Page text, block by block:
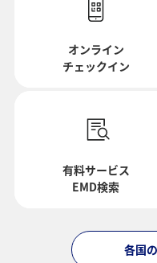
経由地および乗り継
復路出発日および時
オンライン
チェックイン
有料サービス
EMD検索
各国